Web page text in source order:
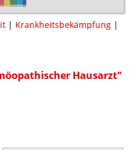
| Krankheitsbekämpfung |
Hausarzt"